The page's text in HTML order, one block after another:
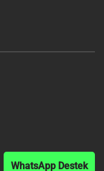
WhatsApp Destek